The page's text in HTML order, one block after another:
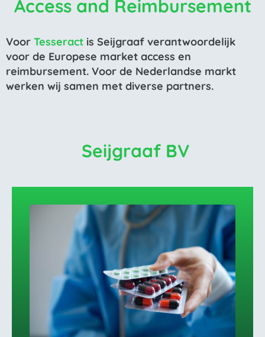
Access and Reimbursement
Voor Tesseract is Seijgraaf verantwoordelijk
voor de Europese market access en
reimbursement. Voor de Nederlandse markt
werken wij samen met diverse partners.
Seijgraaf BV